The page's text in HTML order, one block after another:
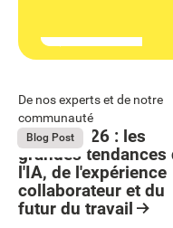
Button Text
De nos experts et de notre
communauté
August 4, 2026
Blog Post
Bright 2026 : les
grandes tendances
l'IA, de l'expérience
collaborateur et du
futur du travail